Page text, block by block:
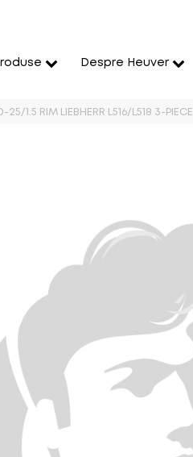
Despre Heuver
25/1.5 RIM LIEBHERR L516/L518 3-PIECE